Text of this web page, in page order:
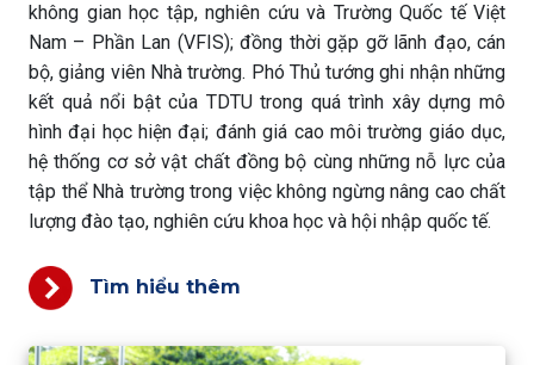
không gian học tập, nghiên cứu và Trường Quốc tế Việt
Nam – Phần Lan (VFIS); đồng thời gặp gỡ lãnh đạo, cán
bộ, giảng viên Nhà trường. Phó Thủ tướng ghi nhận những
kết quả nổi bật của TDTU trong quá trình xây dựng mô
hình đại học hiện đại; đánh giá cao môi trường giáo dục,
hệ thống cơ sở vật chất đồng bộ cùng những nỗ lực của
tập thể Nhà trường trong việc không ngừng nâng cao chất
lượng đào tạo, nghiên cứu khoa học và hội nhập quốc tế.
Tìm hiểu thêm